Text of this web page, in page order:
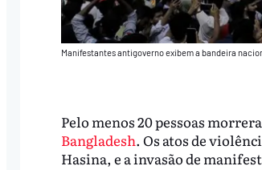
Manifestantes antigoverno exibem a bandeira
Pelo menos 20 pessoas
Bangladesh. Os atos de
Hasina, e a invasão de